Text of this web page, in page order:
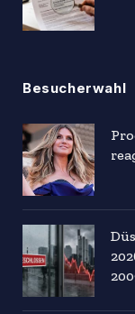
Besucherwahl